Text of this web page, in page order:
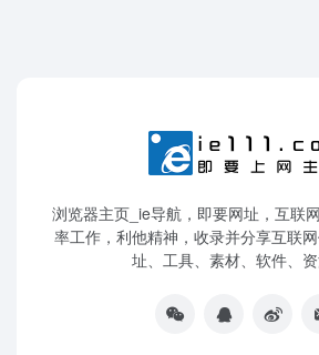
浏览器主页_ie导航，即要网址，互联
率工作，利他精神，收录并分享互联
址、工具、素材、软件、资